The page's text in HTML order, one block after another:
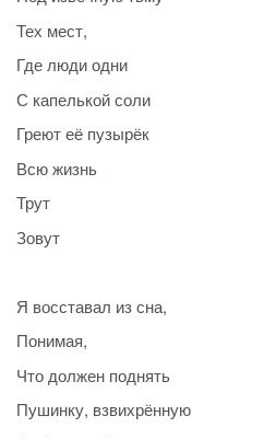
Тех мест,
Где люди одни
С капелькой соли
Греют её пузырёк
Всю жизнь
Трут
Зовут
Я восставал из сна,
Понимая,
Что должен поднять
Пушинку, взвихрённую